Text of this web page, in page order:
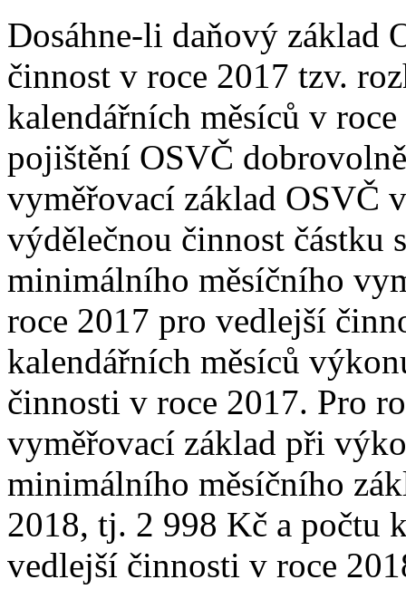
Dosáhne-li daňový základ
činnost v roce 2017 tzv.
kalendářních měsíců v
pojištění OSVČ
vyměřovací základ OSVČ
výdělečnou činnost částku
minimálního měsíčního
roce 2017 pro vedlejší
kalendářních měsíců
činnosti v roce 2017. Pro
vyměřovací základ při
minimálního měsíčního
2018, tj. 2 998 Kč a počtu
vedlejší činnosti v roce